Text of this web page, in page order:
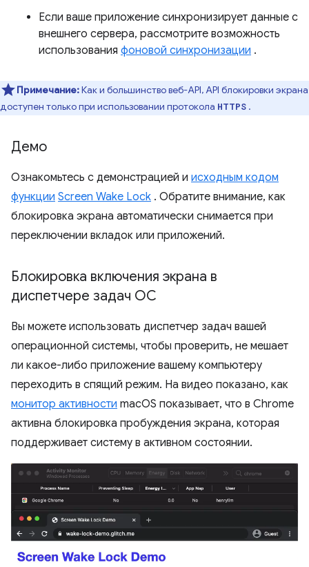
Если ваше приложение синхронизирует данные с
внешнего сервера, рассмотрите возможность
использования фоновой синхронизации .
Примечание:Как и большинство веб-API, API блокировки экрана
доступен только при использовании протокола HTTPS .
Демо
Ознакомьтесь с демонстрацией и исходным кодом
функции Screen Wake Lock . Обратите внимание, как
блокировка экрана автоматически снимается при
переключении вкладок или приложений.
Блокировка включения экрана в
диспетчере задач ОС
Вы можете использовать диспетчер задач вашей
операционной системы, чтобы проверить, не мешает
ли какое-либо приложение вашему компьютеру
переходить в спящий режим. На видео показано, как
монитор активности macOS показывает, что в Chrome
активна блокировка пробуждения экрана, которая
поддерживает систему в активном состоянии.